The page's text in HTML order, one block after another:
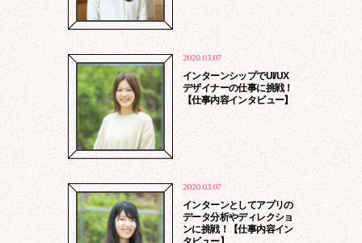
2020.03.07
インターンシップでUI/UX
デザイナーの仕事に挑戦！
【仕事内容インタビュー】
2020.03.07
インターンとしてアプリの
データ分析やディレクショ
ンに挑戦！【仕事内容イン